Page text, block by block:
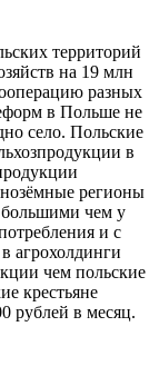
территорий
на 19 млн
разных
в Польше не
село. Польские
в
регионы
большими чем у
и с
агрохолдинги
чем польские
крестьяне
рублей в месяц.